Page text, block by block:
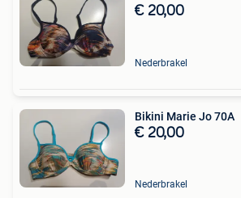
€ 20,00
Nederbrakel
Bikini Marie Jo 70A
€ 20,00
Nederbrakel